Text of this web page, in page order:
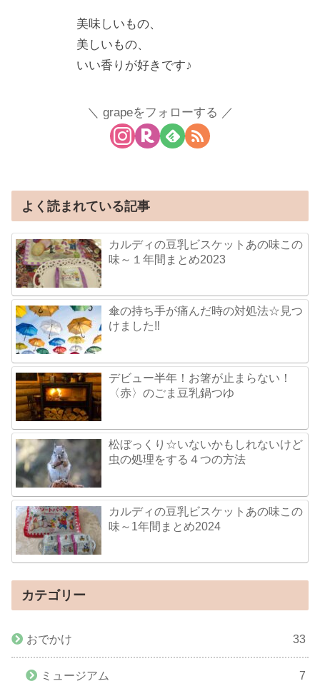
美味しいもの、
美しいもの、
いい香りが好きです♪
grapeをフォローする
よく読まれている記事
カルディの豆乳ビスケットあの味この
味～１年間まとめ2023
傘の持ち手が痛んだ時の対処法☆見つ
けました‼
デビュー半年！お箸が止まらない！
〈赤〉のごま豆乳鍋つゆ
松ぼっくり☆いないかもしれないけど
虫の処理をする４つの方法
カルディの豆乳ビスケットあの味この
味～1年間まとめ2024
カテゴリー
おでかけ 33
ミュージアム 7